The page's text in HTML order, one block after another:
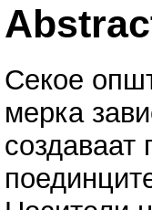
Секое
мерка
создаваат